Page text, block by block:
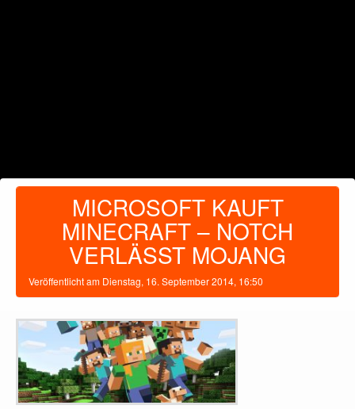
MICROSOFT KAUFT
MINECRAFT – NOTCH
VERLÄSST MOJANG
Veröffentlicht am Dienstag, 16. September 2014, 16:50